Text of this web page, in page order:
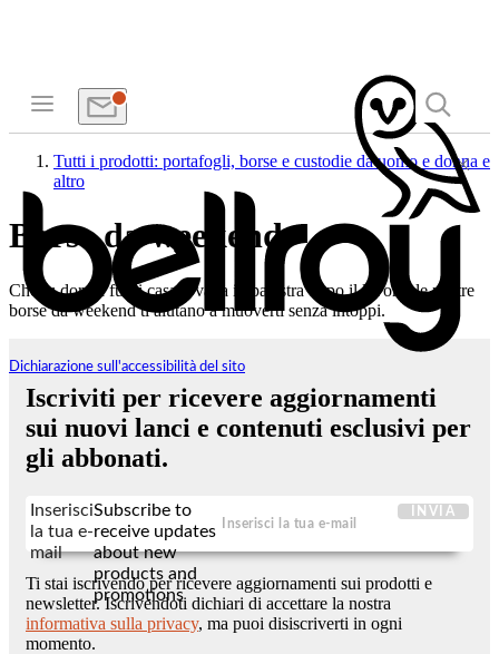
Dichiarazione sull'accessibilità del sito
Tutti i prodotti: portafogli, borse e custodie da uomo e donna e
altro
Borse da weekend
Che tu dorma fuori casa o vada in palestra dopo il lavoro, le nostre
borse da weekend ti aiutano a muoverti senza intoppi.
Iscriviti per ricevere aggiornamenti
sui nuovi lanci e contenuti esclusivi per
gli abbonati.
Inserisci
la tua e-
mail
Subscribe to
receive updates
about new
products and
promotions
INVIA
Ti stai iscrivendo per ricevere aggiornamenti sui prodotti e
newsletter. Iscrivendoti dichiari di accettare la nostra
informativa sulla privacy, ma puoi disiscriverti in ogni
momento.